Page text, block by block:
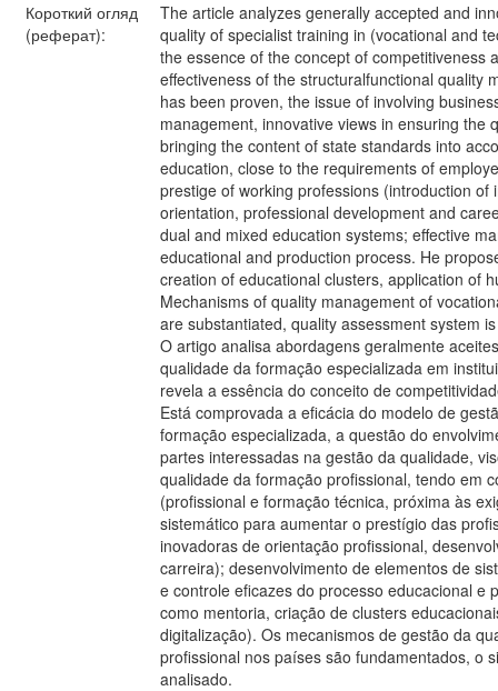
Короткий огляд
(реферат):
The article analyzes generally accepted and
quality of specialist training in (vocational and
the essence of the concept of competitiveness
effectiveness of the structuralfunctional quality
has been proven, the issue of involving
management, innovative views in ensuring the
bringing the content of state standards into
education, close to the requirements of
prestige of working professions (introduction
orientation, professional development and
dual and mixed education systems; effective
educational and production process. He
creation of educational clusters, application of
Mechanisms of quality management of
are substantiated, quality assessment system
O artigo analisa abordagens geralmente
qualidade da formação especializada em
revela a essência do conceito de
Está comprovada a eficácia do modelo de
formação especializada, a questão do
partes interessadas na gestão da qualidade,
qualidade da formação profissional, tendo em
(profissional e formação técnica, próxima às
sistemático para aumentar o prestígio das
inovadoras de orientação profissional,
carreira); desenvolvimento de elementos de
e controle eficazes do processo educacional e
como mentoria, criação de clusters
digitalização). Os mecanismos de gestão da
profissional nos países são fundamentados, o
analisado.